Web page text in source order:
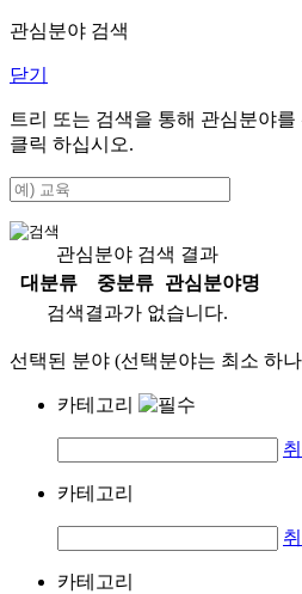
관심분야 검색
닫기
트리 또는 검색을 통해 관심분야를
클릭 하십시오.
관심분야 검색 결과
대분류
중분류
관심분야명
검색결과가 없습니다.
선택된 분야 (선택분야는 최소 하
카테고리
카테고리
카테고리